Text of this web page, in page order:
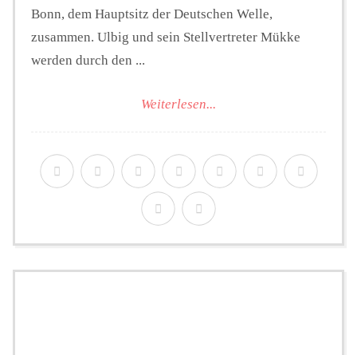
Bonn, dem Hauptsitz der Deutschen Welle,
zusammen. Ulbig und sein Stellvertreter Mükke
werden durch den ...
Weiterlesen...